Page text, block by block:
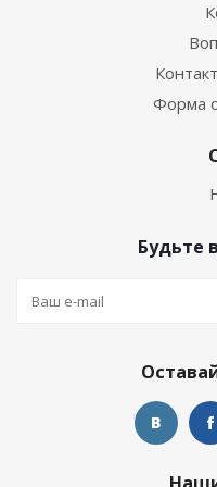
Форма
Будьте